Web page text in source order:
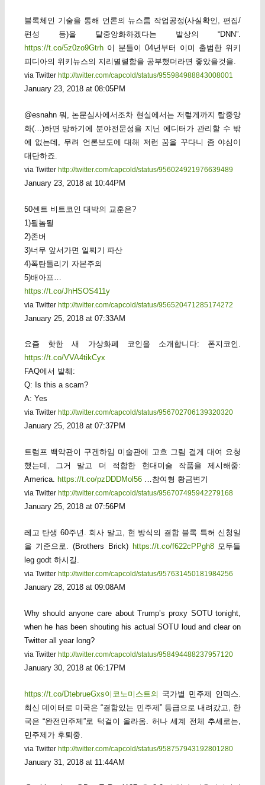
블록체인 기술을 통해 언론의 뉴스룸 작업공정(사실확인, 편집/
편성 등)을 탈중앙화하겠다는 발상의 “DNN”.
https://t.co/5z0zo9Gtrh이 분들이 04년부터 이미 출범한 위키
피디아의 위키뉴스의 지리멸렬함을 공부했더라면 좋았을것을.
via Twitter http://twitter.com/capcold/status/955984988843008001
January 23, 2018 at 08:05PM
@esnahn 뭐, 논문심사에서조차 현실에서는 저렇게까지 탈중앙
화(…)하면 망하기에 분야전문성을 지닌 에디터가 관리할 수 밖
에 없는데, 무려 언론보도에 대해 저런 꿈을 꾸다니 좀 야심이
대단하죠.
via Twitter http://twitter.com/capcold/status/956024921976639489
January 23, 2018 at 10:44PM
50센트 비트코인 대박의 교훈은?
1)될놈될
2)존버
3)너무 앞서가면 일찌기 파산
4)폭탄돌리기 자본주의
5)배아프…
https://t.co/JhHSOS411y
via Twitter http://twitter.com/capcold/status/956520471285174272
January 25, 2018 at 07:33AM
요즘 핫한 새 가상화폐 코인을 소개합니다: 폰지코인.
https://t.co/VVA4tikCyx
FAQ에서 발췌:
Q: Is this a scam?
A: Yes
via Twitter http://twitter.com/capcold/status/956702706139320320
January 25, 2018 at 07:37PM
트럼프 백악관이 구겐하임 미술관에 고흐 그림 걸게 대여 요청
했는데, 그거 말고 더 적합한 현대미술 작품을 제시해줌:
America. https://t.co/pzDDDMol56…참여형 황금변기
via Twitter http://twitter.com/capcold/status/956707495942279168
January 25, 2018 at 07:56PM
레고 탄생 60주년. 회사 말고, 현 방식의 결합 블록 특허 신청일
을 기준으로. (Brothers Brick) https://t.co/f622cPPgh8모두들
leg godt 하시길.
via Twitter http://twitter.com/capcold/status/957631450181984256
January 28, 2018 at 09:08AM
Why should anyone care about Trump’s proxy SOTU tonight,
when he has been shouting his actual SOTU loud and clear on
Twitter all year long?
via Twitter http://twitter.com/capcold/status/958494488237957120
January 30, 2018 at 06:17PM
https://t.co/DtebrueGxs이코노미스트의 국가별 민주제 인덱스.
최신 데이터로 미국은 “결함있는 민주제” 등급으로 내려갔고, 한
국은 “완전민주제”로 턱걸이 올라옴. 허나 세계 전체 추세로는,
민주제가 후퇴중.
via Twitter http://twitter.com/capcold/status/958757943192801280
January 31, 2018 at 11:44AM